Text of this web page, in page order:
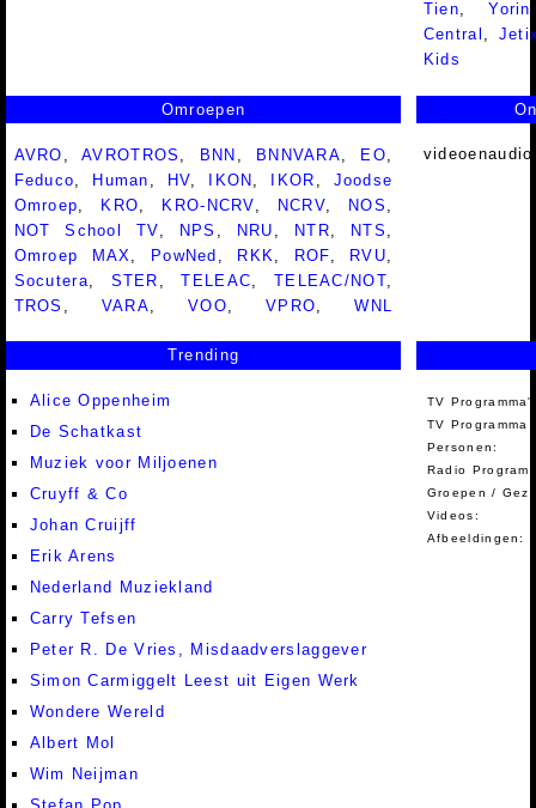
Tien,Yorin
Central ,
Kids
Omroepen
AVRO ,AVROTROS BNN BNNVARA EO
Feduco
Human HV IKON IKOR
Joodse
Omroep
KRO KRO-NCRV NCRV NOS
NOT School TV
NPS NRU NTR NTS
Omroep MAX
PowNed RKK ROF RVU
Socutera
STER ,TELEAC TELEAC/NOT
TROS
VARA ,VOO ,VPRO ,WNL
Trending
Alice Oppenheim
De Schatkast
Muziek voor Miljoenen
Cruyff & Co
Johan Cruijff
Erik Arens
Nederland Muziekland
Carry Tefsen
Peter R. De Vries, Misdaadverslaggever
Simon Carmiggelt Leest uit Eigen Werk
Wondere Wereld
Albert Mol
Wim Neijman
TV
TV Programma
Personen:
Radio
Groepen /
Videos:
Afbeeldingen: